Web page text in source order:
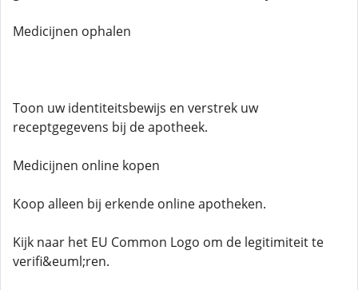
Medicijnen ophalen
Toon uw identiteitsbewijs en verstrek uw
receptgegevens bij de apotheek.
Medicijnen online kopen
Koop alleen bij erkende online apotheken.
Kijk naar het EU Common Logo om de legitimiteit te
verifi&euml;ren.